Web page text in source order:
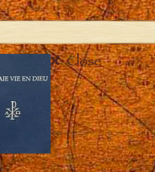
Close